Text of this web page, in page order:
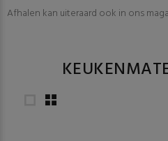
Afhalen kan uiteraard ook in ons